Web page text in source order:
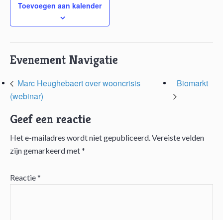
Toevoegen aan kalender
Evenement Navigatie
Marc Heughebaert over wooncrisis
(webinar)
Biomarkt
Lees
Geef een reactie
Het e-mailadres wordt niet gepubliceerd. Vereiste velden
zijn gemarkeerd met*
Reactie*